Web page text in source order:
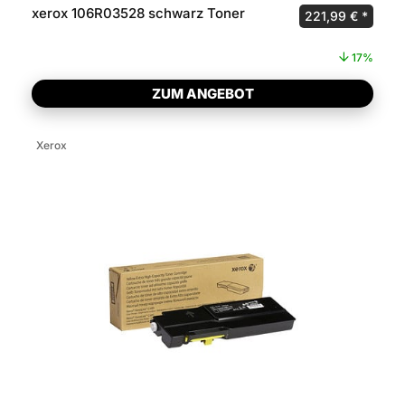
xerox 106R03528 schwarz Toner Ursprünglicher
221,99 €
17%
ZUM ANGEBOT
Xerox